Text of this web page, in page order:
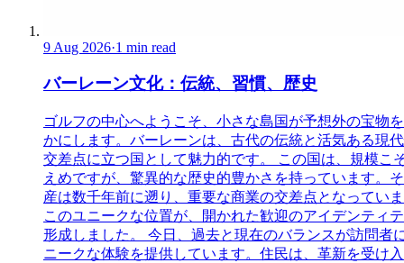
9 Aug 2026·1 min read
バーレーン文化：伝統、習慣、歴史
ゴルフの中心へようこそ、小さな島国が予想外の宝物
かにします。バーレーンは、古代の伝統と活気ある現
交差点に立つ国として魅力的です。 この国は、規模こ
えめですが、驚異的な歴史的豊かさを持っています。
産は数千年前に遡り、重要な商業の交差点となってい
このユニークな位置が、開かれた歓迎のアイデンティ
形成しました。 今日、過去と現在のバランスが訪問者
ニークな体験を提供しています。住民は、革新を受け